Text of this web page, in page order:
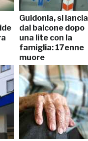
Guidonia, si lancia
dal balcone dopo
una lite con la
famiglia: 17enne
muore